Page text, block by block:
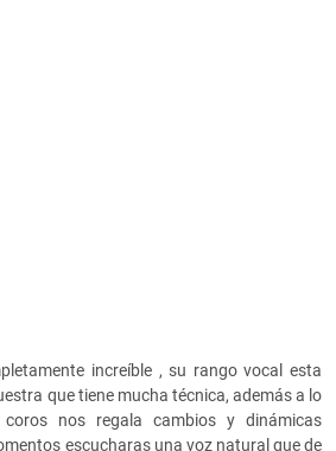
increíble , su rango vocal esta
que tiene mucha técnica, además a lo
nos regala cambios y dinámicas
escucharas una voz natural que de